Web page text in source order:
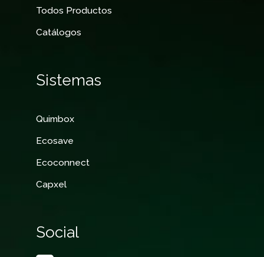
Todos Productos
Catálogos
Sistemas
Quimbox
Ecosave
Ecoconnect
Capxel
Social